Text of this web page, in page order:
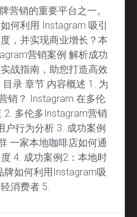
营销的重要平台之一。
何利用 Instagram 吸引
，并实现商业增长？本
营销案例 解析成功
战指南，助您打造高效
录 章节 内容概述 1. 为
销？ Instagram 在多伦
2. 多伦多Instagram营销
户行为分析 3. 成功案例
一家本地咖啡店如何通
4. 成功案例2：本地时
牌如何利用Instagram吸
消费者 5.